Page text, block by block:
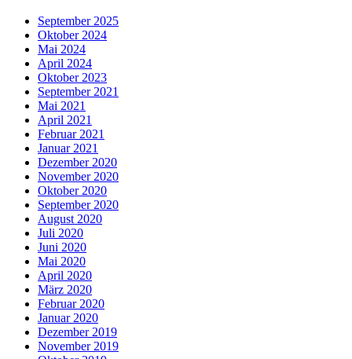
September 2025
Oktober 2024
Mai 2024
April 2024
Oktober 2023
September 2021
Mai 2021
April 2021
Februar 2021
Januar 2021
Dezember 2020
November 2020
Oktober 2020
September 2020
August 2020
Juli 2020
Juni 2020
Mai 2020
April 2020
März 2020
Februar 2020
Januar 2020
Dezember 2019
November 2019